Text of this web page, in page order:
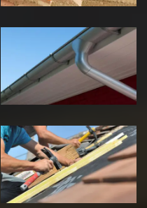
pose de
gouttière 39
Jura
Réparation de
toiture 39
Jura